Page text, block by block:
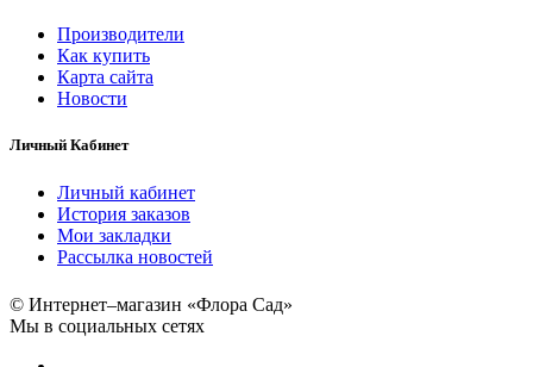
Производители
Как купить
Карта сайта
Новости
Личный Кабинет
Личный кабинет
История заказов
Мои закладки
Рассылка новостей
© Интернет–магазин «Флора Сад»
Мы в социальных сетях